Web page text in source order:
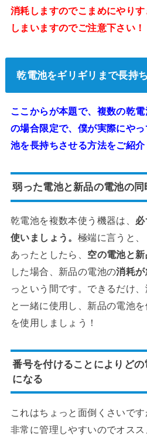
消耗しますのでこまめにやり
しまいますのでご注意下さい！
乾電池をギリギリまで長持
ここからが本題で、複数の乾
の場合限定で、僕が実際にや
池を長持ちさせる方法をご紹介
弱った電池と新品の電池の
乾電池を複数本使う機器は、
使いましょう。 極端に言うと
あったとしたら、 空の電池と
した場合、新品の電池の消耗が
っという間です。できるだけ
と一緒に使用し、新品の電池
を使用しましょう！
番号を付けることによりど
になる
これはちょっと面倒くさいで
非常に管理しやすいのでオスス